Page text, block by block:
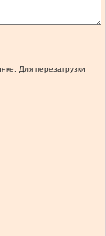
Для перезагрузки